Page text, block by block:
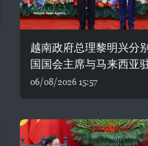
越南政府总理黎明兴分
国国会主席与马来西亚
06/08/2026 15:57